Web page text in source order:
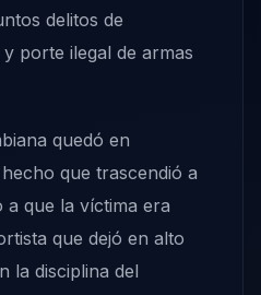
delitos de
porte ilegal de armas
quedó en
que trascendió a
a que la víctima era
que dejó en alto
la disciplina del